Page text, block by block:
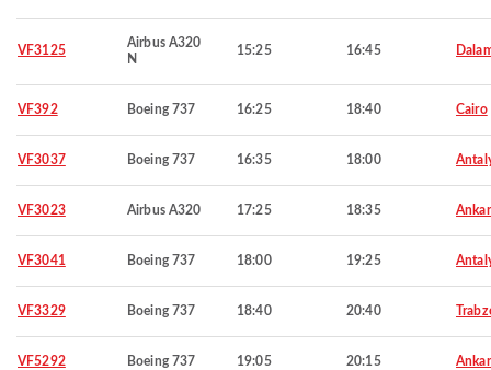
VF3125
Airbus A320
N
15:25 16:45
VF392 Boeing 737 16:25 18:40 Cairo
VF3037 Boeing 737 16:35 18:00
VF3023 Airbus A320 17:25 18:35
VF3041 Boeing 737 18:00 19:25
VF3329 Boeing 737 18:40 20:40
VF5292 Boeing 737 19:05 20:15